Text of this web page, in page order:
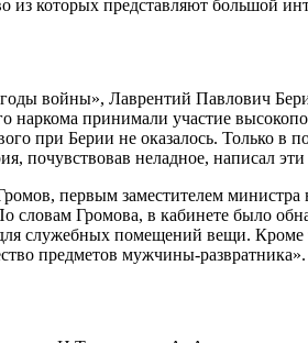
которых представляют большой
войны», Лаврентий Павлович
принимали участие
при Берии не оказалось. Только
почувствовав неладное, написал эти
первым заместителем
словам Громова, в кабинете было
служебных помещений вещи.
предметов мужчины-развратника».